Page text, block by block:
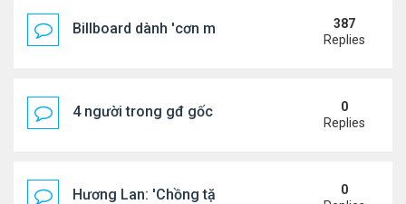
Billboard dành 'cơn mưa' lời khen BTS
387
Replies
4 người trong gđ gốc Việt thiệt mạng vì tai nạn xe
0
Replies
Hương Lan: 'Chồng tặng tôi khu vườn tình yêu'
0